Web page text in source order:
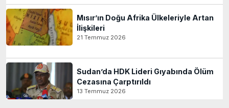
Mısır’ın Doğu Afrika Ülkeleriyle Artan
İlişkileri
21 Temmuz 2026
Sudan’da HDK Lideri Gıyabında Ölüm
Cezasına Çarptırıldı
13 Temmuz 2026